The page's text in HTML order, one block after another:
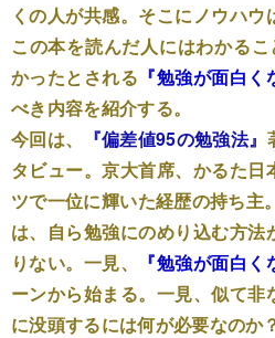
くの人が共感。そこにノウハウ
この本を読んだ人にはわかる
かったとされる 『勉強が面白く
べき内容を紹介する。
今回は、
『偏差値95の勉強法』
タビュー。京大首席、かるた
ツで一位に輝いた経歴の持ち主。
は、自ら勉強にのめり込む方法
りない。一見、
『勉強が面白く
ーンから始まる。一見、似て
に没頭するには何が必要なのか